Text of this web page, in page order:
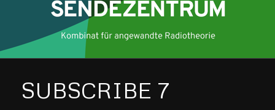
SUBSCRIBE 7